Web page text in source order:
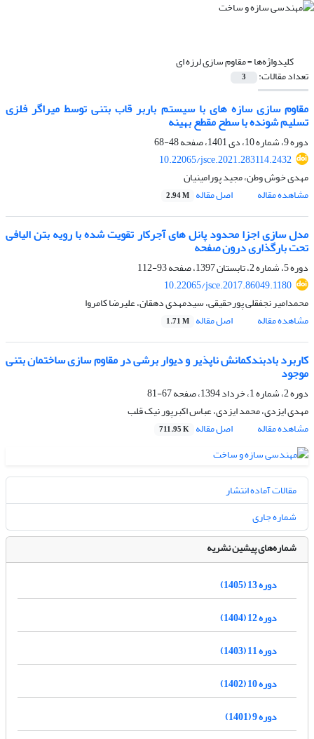
کلیدواژه‌ها =مقاوم سازی لرزه ای
تعداد مقالات: 3
مقاوم سازی سازه‌ های با سیستم باربر قاب بتنی توسط میراگر فلزی
تسلیم شونده با سطح مقطع بهینه
دوره 9، شماره 10، دی 1401، صفحه
48-68
10.22065/jsce.2021.283114.2432
مهدی خوش وطن، مجید پورامینیان
مشاهده مقاله
اصل مقاله 2.94 M
مدل سازی اجزا محدود پانل های آجرکار تقویت شده با رویه بتن الیافی
تحت بارگذاری درون صفحه
دوره 5، شماره 2، تابستان 1397، صفحه
93-112
10.22065/jsce.2017.86049.1180
محمدامیر نجفقلی پورحقیقی، سیدمهدی دهقان، علیرضا کامروا
مشاهده مقاله
اصل مقاله 1.71 M
کاربرد بادبندکمانش ناپذیر و دیوار برشی در مقاوم سازی ساختمان بتنی
موجود
دوره 2، شماره 1، خرداد 1394، صفحه
67-81
مهدی ایزدی، محمد ایزدی، عباس اکبرپور نیک قلب
مشاهده مقاله
اصل مقاله 711.95 K
مقالات آماده انتشار
شماره جاری
شماره‌های پیشین نشریه
دوره 13 (1405)
دوره 12 (1404)
دوره 11 (1403)
دوره 10 (1402)
دوره 9 (1401)